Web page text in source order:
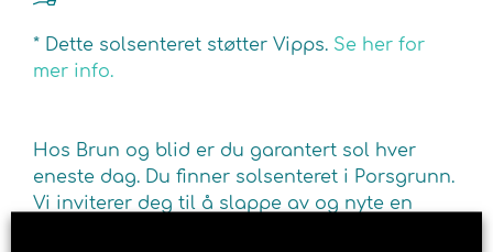
* Dette solsenteret støtter Vipps. Se her for
mer info.
Hos Brun og blid er du garantert sol hver
eneste dag. Du finner solsenteret i Porsgrunn.
Vi inviterer deg til å slappe av og nyte en